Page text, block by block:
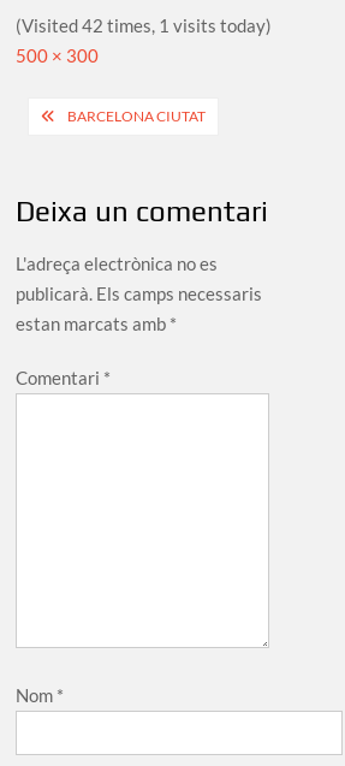
(Visited 42 times, 1 visits today)
Full
500 × 300
Navegació
BARCELONA CIUTAT
Deixa un comentari
L'adreça electrònica no es
publicarà. Els camps necessaris
estan marcats amb *
Comentari *
Nom *